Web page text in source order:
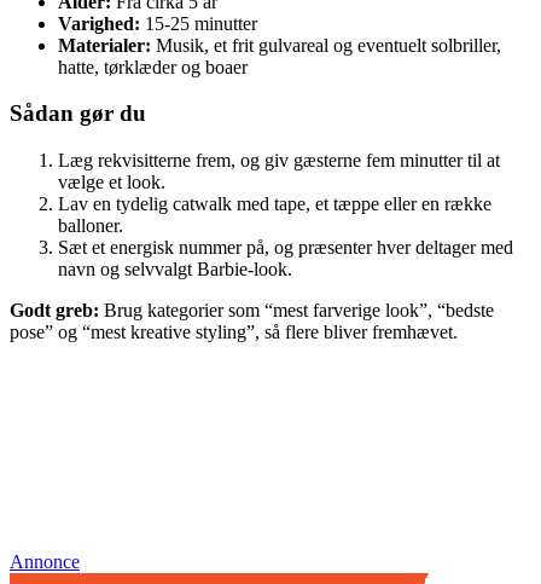
Varighed: 15-25 minutter
Materialer: Musik, et frit gulvareal og eventuelt solbriller,
hatte, tørklæder og boaer
Sådan gør du
Læg rekvisitterne frem, og giv gæsterne fem minutter til at
vælge et look.
Lav en tydelig catwalk med tape, et tæppe eller en række
balloner.
Sæt et energisk nummer på, og præsenter hver deltager med
navn og selvvalgt Barbie-look.
Godt greb: Brug kategorier som “mest farverige look”, “bedste
pose” og “mest kreative styling”, så flere bliver fremhævet.
Annonce